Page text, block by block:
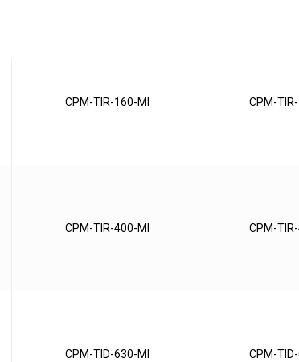
CPM-TIR-160-MI CPM-
CPM-TIR-400-MI CPM-
CPM-TID-630-MI CPM-